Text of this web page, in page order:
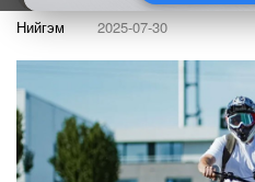
Нийгэм 2025-07-30